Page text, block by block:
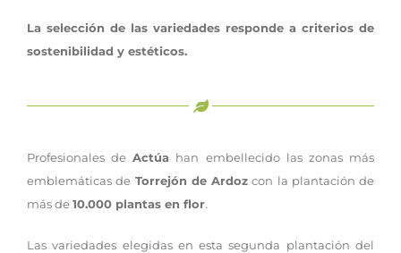
La selección de las variedades responde a criterios de
sostenibilidad y estéticos.
Profesionales deActúa han embellecido las zonas más
emblemáticas de Torrejón de Ardoz con la plantación de
más de10.000 plantas en flor.
Las variedades elegidas en esta segunda plantación del